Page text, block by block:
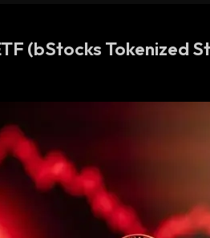
(bStocks Tokenized